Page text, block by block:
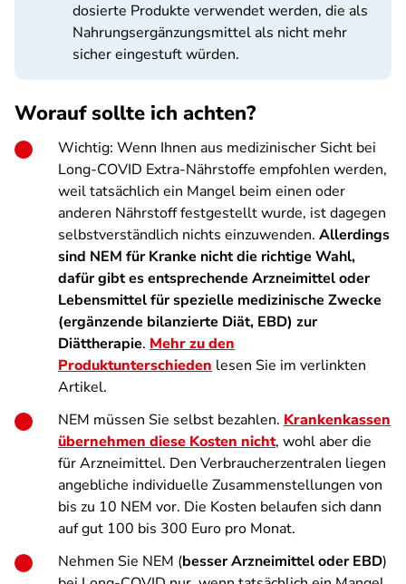
dosierte Produkte verwendet werden, die als
Nahrungsergänzungsmittel als nicht mehr
sicher eingestuft würden.
Worauf sollte ich achten?
Wichtig: Wenn Ihnen aus medizinischer Sicht bei
Long-COVID Extra-Nährstoffe empfohlen werden,
weil tatsächlich ein Mangel beim einen oder
anderen Nährstoff festgestellt wurde, ist dagegen
selbstverständlich nichts einzuwenden. Allerdings
sind NEM für Kranke nicht die richtige Wahl,
dafür gibt es entsprechende Arzneimittel oder
Lebensmittel für spezielle medizinische Zwecke
(ergänzende bilanzierte Diät, EBD) zur
Diättherapie. Mehr zu den
Produktunterschieden lesen Sie im verlinkten
Artikel.
NEM müssen Sie selbst bezahlen. Krankenkassen
übernehmen diese Kosten nicht, wohl aber die
für Arzneimittel. Den Verbraucherzentralen liegen
angebliche individuelle Zusammenstellungen von
bis zu 10 NEM vor. Die Kosten belaufen sich dann
auf gut 100 bis 300 Euro pro Monat.
Nehmen Sie NEM (besser Arzneimittel oder EBD)